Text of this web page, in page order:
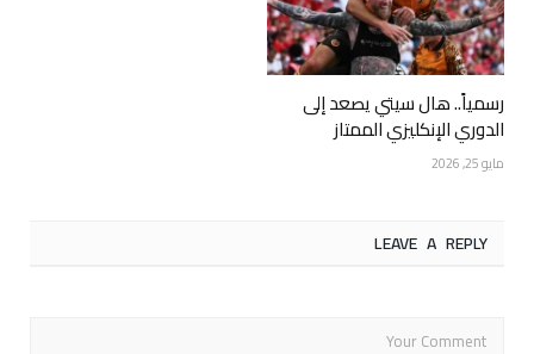
رسمياً.. هال سيتي يصعد إلى
الدوري الإنكليزي الممتاز
مايو 25, 2026
LEAVE A REPLY